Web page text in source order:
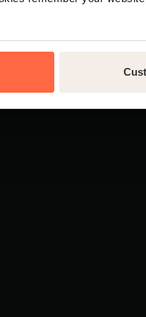
reservas hoteleras